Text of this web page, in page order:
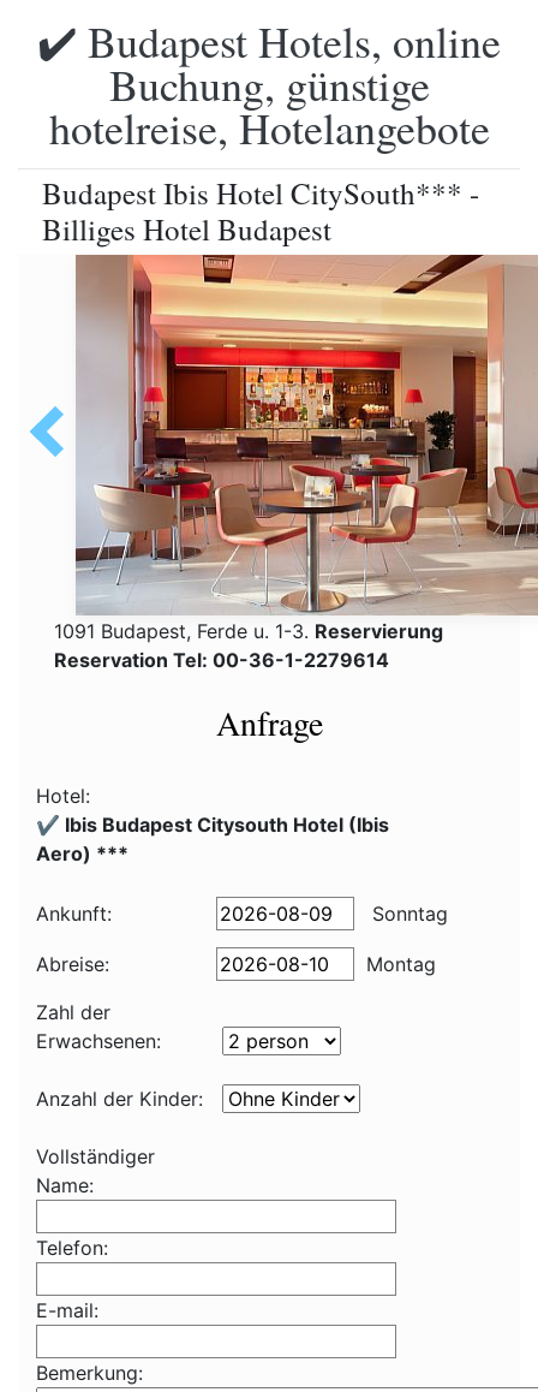
✔️ Budapest Hotels, online
Buchung, günstige
hotelreise, Hotelangebote
Budapest Ibis Hotel CitySouth*** -
Billiges Hotel Budapest
1091 Budapest, Ferde u. 1-3. Reservierung
Reservation Tel: 00-36-1-2279614
Anfrage
Hotel:
✔️ Ibis Budapest Citysouth Hotel (Ibis
Aero) ***
Ankunft: Sonntag
Abreise:
Montag
Zahl der
Erwachsenen:
Anzahl der Kinder:
Vollständiger
Name:
Telefon:
E-mail:
Bemerkung: